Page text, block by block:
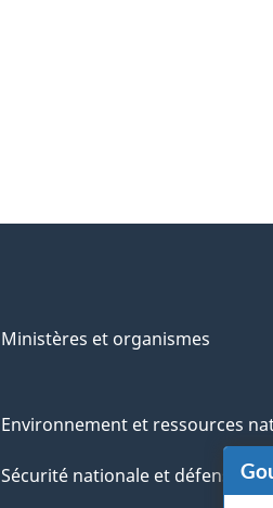
Ministères et organismes
Environnement et ressources
Sécurité nationale et défense